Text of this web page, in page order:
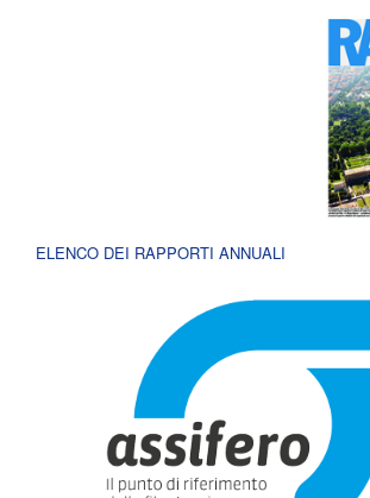
ELENCO DEI RAPPORTI ANNUALI